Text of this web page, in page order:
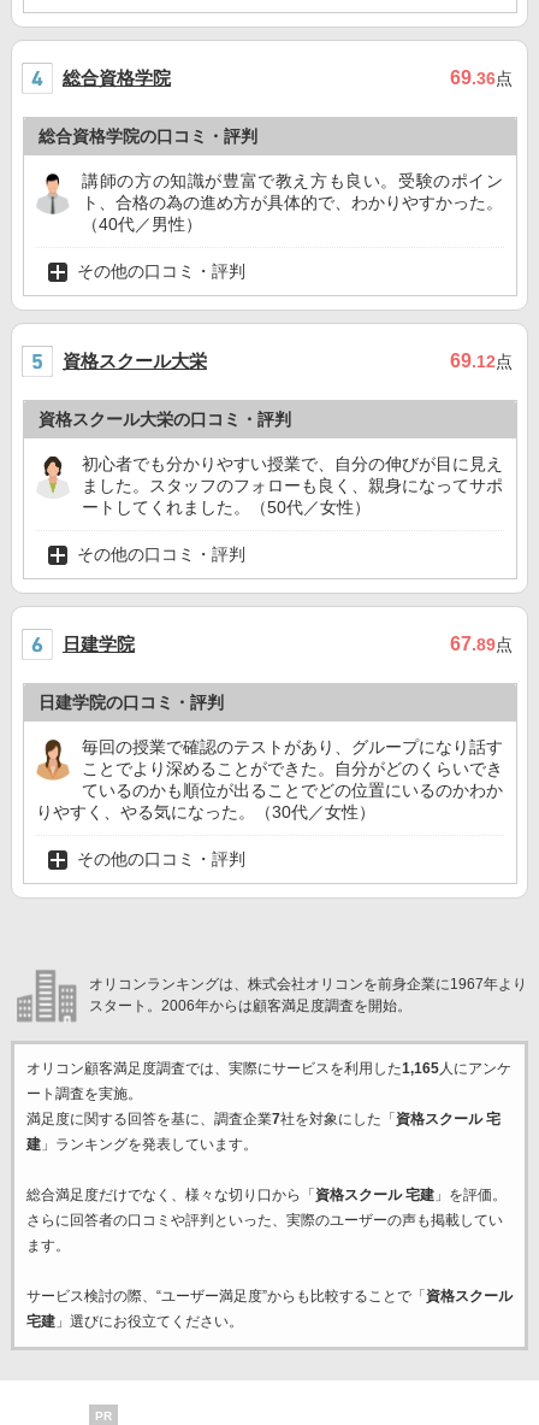
総合資格学院 69.36点
総合資格学院の口コミ・評判
講師の方の知識が豊富で教え方も良い。受験のポイン
ト、合格の為の進め方が具体的で、わかりやすかった。
（40代／男性）
その他の口コミ・評判
資格スクール大栄 69.12点
資格スクール大栄の口コミ・評判
初心者でも分かりやすい授業で、自分の伸びが目に見え
ました。スタッフのフォローも良く、親身になってサポ
ートしてくれました。（50代／女性）
その他の口コミ・評判
日建学院 67.89点
日建学院の口コミ・評判
毎回の授業で確認のテストがあり、グループになり話す
ことでより深めることができた。自分がどのくらいでき
ているのかも順位が出ることでどの位置にいるのかわか
りやすく、やる気になった。（30代／女性）
その他の口コミ・評判
オリコンランキングは、株式会社オリコンを前身企業に1967年より
スタート。2006年からは顧客満足度調査を開始。
オリコン顧客満足度調査では、実際にサービスを利用した1,165人にアンケ
ート調査を実施。
満足度に関する回答を基に、調査企業7社を対象にした「 資格スクール 宅
建」ランキングを発表しています。
総合満足度だけでなく、様々な切り口から「 資格スクール 宅建」を評価。
さらに回答者の口コミや評判といった、実際のユーザーの声も掲載してい
ます。
サービス検討の際、“ユーザー満足度”からも比較することで「 資格スクール
宅建」選びにお役立てください。
PR